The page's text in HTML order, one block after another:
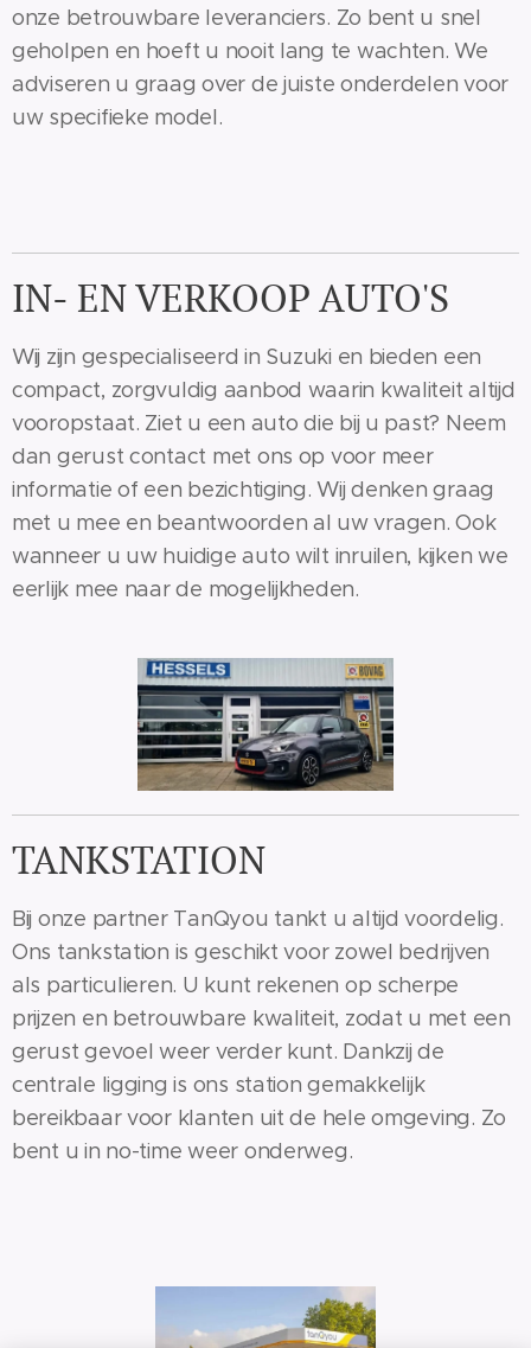
onze betrouwbare leveranciers. Zo bent u snel
geholpen en hoeft u nooit lang te wachten. We
adviseren u graag over de juiste onderdelen voor
uw specifieke model.
IN- EN VERKOOP AUTO'S
Wij zijn gespecialiseerd in Suzuki en bieden een
compact, zorgvuldig aanbod waarin kwaliteit altijd
vooropstaat. Ziet u een auto die bij u past? Neem
dan gerust contact met ons op voor meer
informatie of een bezichtiging. Wij denken graag
met u mee en beantwoorden al uw vragen. Ook
wanneer u uw huidige auto wilt inruilen, kijken we
eerlijk mee naar de mogelijkheden.
TANKSTATION
Bij onze partner TanQyou tankt u altijd voordelig.
Ons tankstation is geschikt voor zowel bedrijven
als particulieren. U kunt rekenen op scherpe
prijzen en betrouwbare kwaliteit, zodat u met een
gerust gevoel weer verder kunt. Dankzij de
centrale ligging is ons station gemakkelijk
bereikbaar voor klanten uit de hele omgeving. Zo
bent u in no-time weer onderweg.